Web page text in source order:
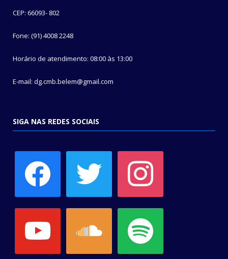
CEP: 66093- 802
Fone: (91) 4008 2248
Horário de atendimento: 08:00 às 13:00
E-mail: dg.cmb.belem@gmail.com
SIGA NAS REDES SOCIAIS